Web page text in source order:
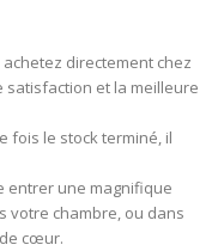
achetez directement chez
satisfaction et la meilleure
fois le stock terminé, il
entrer une magnifique
votre chambre, ou dans
cœur.